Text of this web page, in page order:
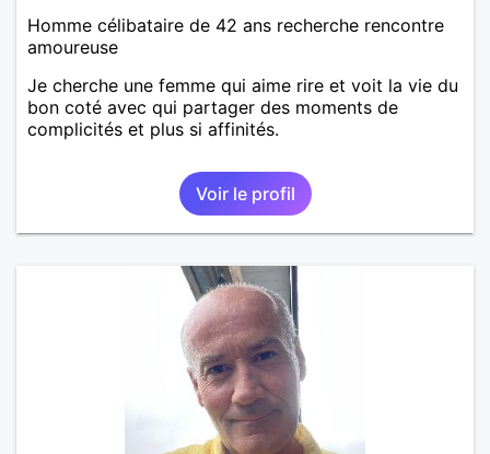
Homme célibataire de 42 ans recherche rencontre
amoureuse
Je cherche une femme qui aime rire et voit la vie du
bon coté avec qui partager des moments de
complicités et plus si affinités.
Voir le profil